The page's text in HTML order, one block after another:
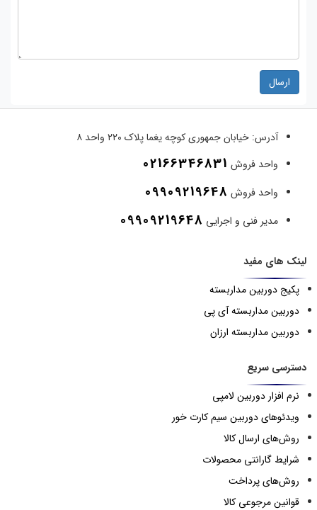
ارسال
آدرس: خیابان جمهوری کوچه یغما پلاک ۲۲۰ واحد ۸
واحد فروش 02166346831
واحد فروش 09909219648
مدیر فنی و اجرایی 09909219648
لینک های مفید
پکیج دوربین مداربسته
دوربین مداربسته آی پی
دوربین مداربسته ارزان
دسترسی سریع
نرم افزار دوربین لامپی
ویدئوهای دوربین سیم کارت خور
روش‌های ارسال کالا
شرایط گارانتی محصولات
روش‌های پرداخت
قوانین مرجوعی کالا